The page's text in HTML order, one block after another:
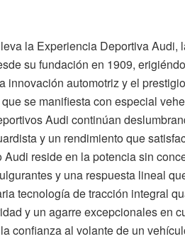
la Experiencia Deportiva Audi,
su fundación en 1909,
innovación automotriz y el
se manifiesta con especial
Audi continúan
y un rendimiento que
reside en la potencia sin
y una respuesta lineal
tecnología de tracción integral
y un agarre excepcionales en
confianza al volante de un